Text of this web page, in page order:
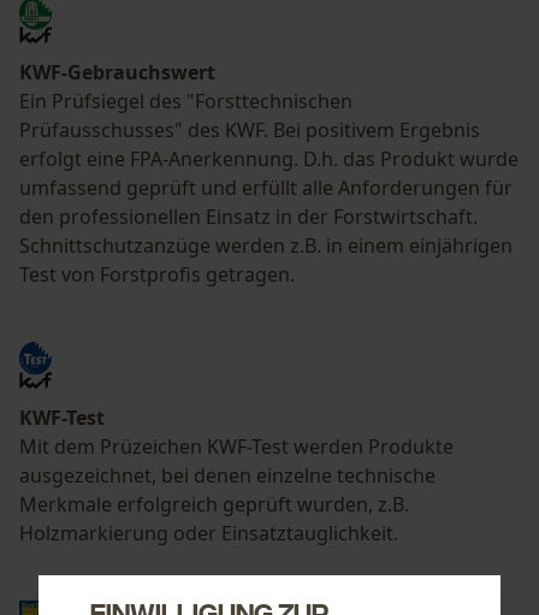
KWF-Gebrauchswert
Ein Prüfsiegel des "Forsttechnischen
Prüfausschusses" des KWF. Bei positivem Ergebnis
erfolgt eine FPA-Anerkennung. D.h. das Produkt wurde
umfassend geprüft und erfüllt alle Anforderungen für
den professionellen Einsatz in der Forstwirtschaft.
Schnittschutzanzüge werden z.B. in einem einjährigen
Test von Forstprofis getragen.
KWF-Test
Mit dem Prüzeichen KWF-Test werden Produkte
ausgezeichnet, bei denen einzelne technische
Merkmale erfolgreich geprüft wurden, z.B.
Holzmarkierung oder Einsatztauglichkeit.